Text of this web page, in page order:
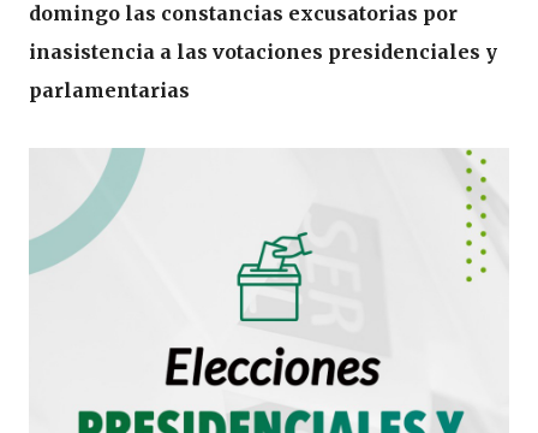
domingo las constancias excusatorias por
inasistencia a las votaciones presidenciales y
parlamentarias